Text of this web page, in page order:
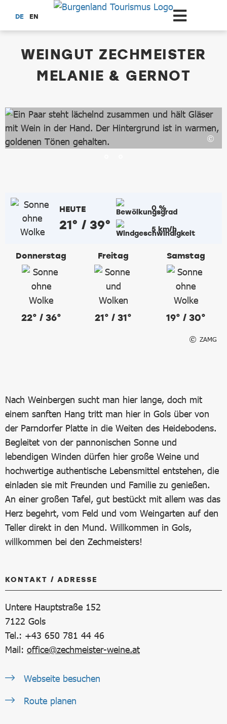
Zum Hauptinhalt springen
DE EN
WEINGUT ZECHMEISTER
MELANIE & GERNOT
HEUTE
21° / 39°
0 %
5 km/h
Donnerstag
22° / 36°
Freitag
21° / 31°
Samstag
19° / 30°
ZAMG
Nach Weinbergen sucht man hier lange, doch mit
einem sanften Hang tritt man hier in Gols über von
der Parndorfer Platte in die Weiten des Heidebodens.
Begleitet von der pannonischen Sonne und
lebendigen Winden dürfen hier große Weine und
hochwertige authentische Lebensmittel entstehen, die
einladen sie mit Freunden und Familie zu genießen.
An einer großen Tafel, gut bestückt mit allem was das
Herz begehrt, vom Feld und vom Weingarten auf den
Teller direkt in den Mund. Willkommen in Gols,
willkommen bei den Zechmeisters!
KONTAKT / ADRESSE
Untere Hauptstraße 152
7122 Gols
Tel.: +43 650 781 44 46
Mail: office@zechmeister-weine.at
Webseite besuchen
Route planen